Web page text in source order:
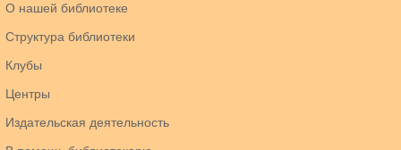
О нашей библиотеке
Структура библиотеки
Клубы
Центры
Издательская деятельность